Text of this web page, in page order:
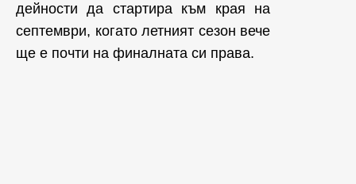
дейности да стартира към края на
септември, когато летният сезон вече
ще е почти на финалната си права.